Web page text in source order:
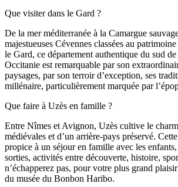
Que visiter dans le Gard ?
De la mer méditerranée à la Camargue
majestueuses Cévennes classées au
le Gard, ce département authentique du sud
Occitanie est remarquable par son
paysages, par son terroir d’exception, ses
millénaire, particulièrement marquée par
Que faire à Uzès en famille ?
Entre Nîmes et Avignon, Uzès cultive le
médiévales et d’un arrière-pays préservé.
propice à un séjour en famille avec les
sorties, activités entre découverte, histoire,
n’échapperez pas, pour votre plus grand
du musée du Bonbon Haribo.